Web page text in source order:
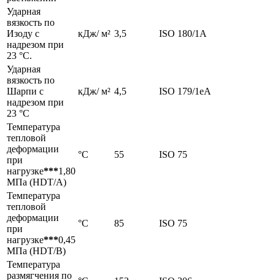
Ударная
вязкость по
Изоду с
надрезом при
23 °С.
кДж/ м² 3,5 ISO 180/1A
Ударная
вязкость по
Шарпи с
надрезом при
23 °С
кДж/ м² 4,5 ISO 179/1eA
Температура
тепловой
деформации
при
нагрузке***1,80
МПа (HDT/А)
°C 55 ISO 75
Температура
тепловой
деформации
при
нагрузке***0,45
МПа (HDT/B)
°C 85 ISO 75
Температура
размягчения по